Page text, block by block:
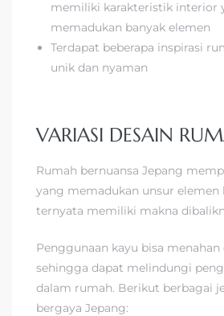
memiliki karakteristik interior
memadukan banyak elemen
Terdapat beberapa inspirasi
unik dan nyaman
VARIASI DESAIN
Rumah bernuansa Jepang
yang memadukan unsur elemen
ternyata memiliki makna
Penggunaan kayu bisa
sehingga dapat melindungi
dalam rumah. Berikut berbagai
bergaya Jepang: